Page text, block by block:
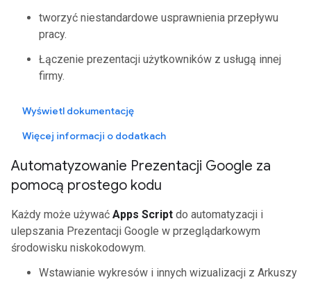
tworzyć niestandardowe usprawnienia przepływu
pracy.
Łączenie prezentacji użytkowników z usługą innej
firmy.
Wyświetl dokumentację
Więcej informacji o dodatkach
Automatyzowanie Prezentacji Google za
pomocą prostego kodu
Każdy może używać Apps Script do automatyzacji i
ulepszania Prezentacji Google w przeglądarkowym
środowisku niskokodowym.
Wstawianie wykresów i innych wizualizacji z Arkuszy